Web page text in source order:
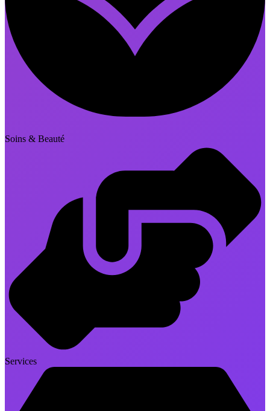
Soins & Beauté
Services